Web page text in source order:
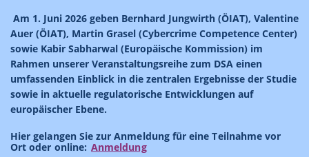
Am 1. Juni 2026 geben Bernhard Jungwirth (ÖIAT), Valentine
Auer (ÖIAT), Martin Grasel (Cybercrime Competence Center)
sowie Kabir Sabharwal (Europäische Kommission) im
Rahmen unserer Veranstaltungsreihe zum DSA einen
umfassenden Einblick in die zentralen Ergebnisse der Studie
sowie in aktuelle regulatorische Entwicklungen auf
europäischer Ebene.
Hier gelangen Sie zur Anmeldung für eine Teilnahme vor
Ort oder online: Anmeldung